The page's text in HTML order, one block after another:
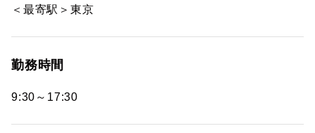
＜最寄駅＞東京
勤務時間
9:30～17:30